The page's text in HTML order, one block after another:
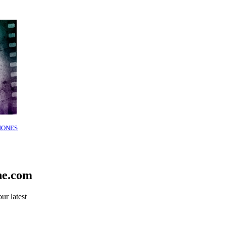
latest